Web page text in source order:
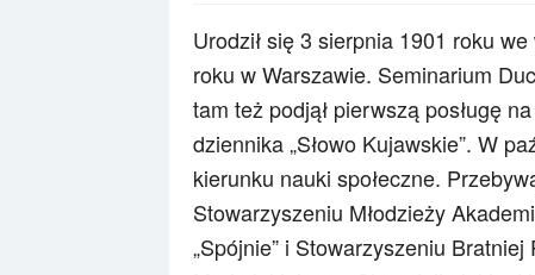
Urodził się 3 sierpnia 1901 roku
roku w Warszawie. Seminarium
tam też podjął pierwszą posługę
dziennika „Słowo Kujawskie”. W
kierunku nauki społeczne.
Stowarzyszeniu Młodzieży
„Spójnie” i Stowarzyszeniu Bratniej